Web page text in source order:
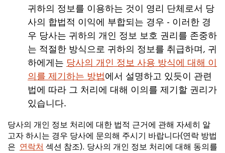
귀하의 정보를 이용하는 것이 영리 단체로서 당
사의 합법적 이익에 부합되는 경우 - 이러한 경
우 당사는 귀하의 개인 정보 보호 권리를 존중하
는 적절한 방식으로 귀하의 정보를 취급하며, 귀
하에게는 당사의 개인 정보 사용 방식에 대해 이
의를 제기하는 방법 에서 설명하고 있듯이 관련
법에 따라 그 처리에 대해 이의를 제기할 권리가
있습니다.
당사의 개인 정보 처리에 대한 법적 근거에 관해 자세히 알
고자 하시는 경우 당사에 문의해 주시기 바랍니다(연락 방법
은 연락처 섹션 참조). 당사의 개인 정보 처리에 대해 동의를